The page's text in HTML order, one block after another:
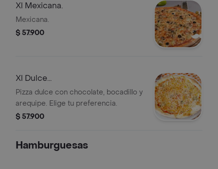
Xl Mexicana.
Mexicana.
$ 57.900
Xl Dulce...
Pizza dulce con chocolate, bocadillo y
arequipe. Elige tu preferencia.
$ 57.900
Hamburguesas